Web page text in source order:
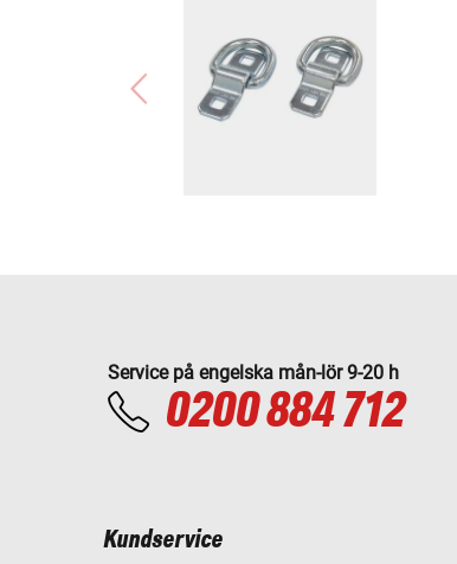
Service på engelska mån-lör 9-20 h
0200 884 712
Kundservice